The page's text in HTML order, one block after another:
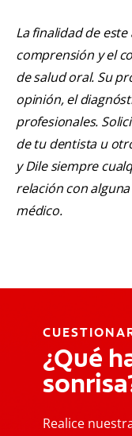
La finalidad de
comprensión y el
de salud oral. Su
opinión, el
profesionales.
de tu dentista u
y Dile siempre
relación con
médico.
¿Qué
Realice